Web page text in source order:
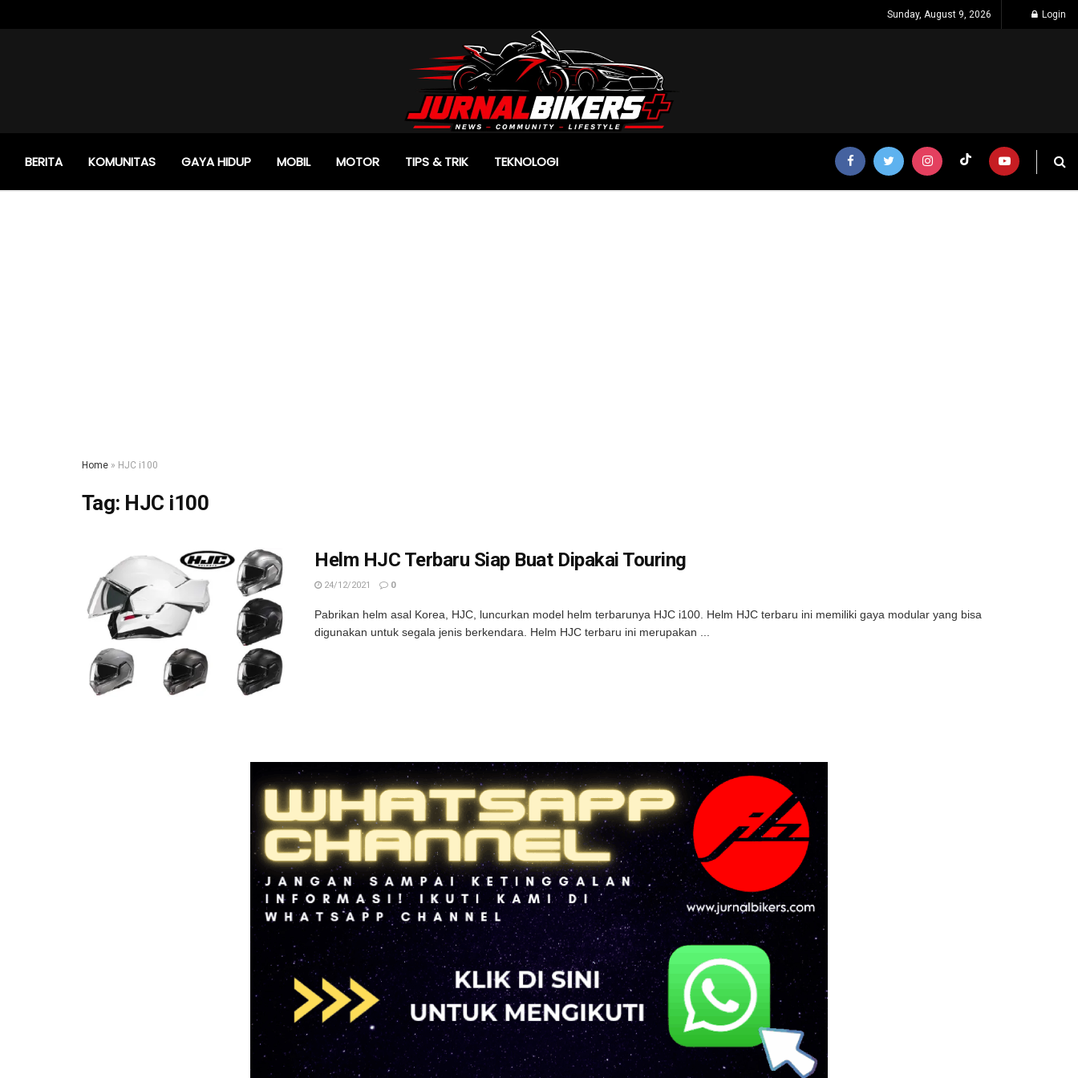
Sunday, August 9, 2026 Login
BERITA KOMUNITAS GAYA HIDUP MOBIL MOTOR TIPS & TRIK TEKNOLOGI
Home » HJC i100
Tag: HJC i100
Helm HJC Terbaru Siap Buat Dipakai Touring
24/12/2021 0
Pabrikan helm asal Korea, HJC, luncurkan model helm terbarunya HJC i100. Helm HJC terbaru ini memiliki gaya modular yang bisa
digunakan untuk segala jenis berkendara. Helm HJC terbaru ini merupakan ...